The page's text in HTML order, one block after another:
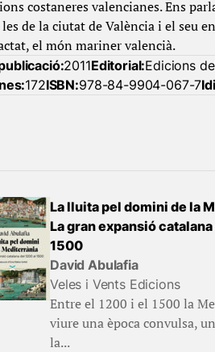
costaneres valencianes. Ens
de la ciutat de València i el seu
el món mariner valencià.
2011Editorial:Edicions
172ISBN:978-84-9904-067-7
La lluita pel domini de la
La gran expansió
1500
David Abulafia
Veles i Vents Edicions
Entre el 1200 i el 1500 la
viure una època convulsa,
la...